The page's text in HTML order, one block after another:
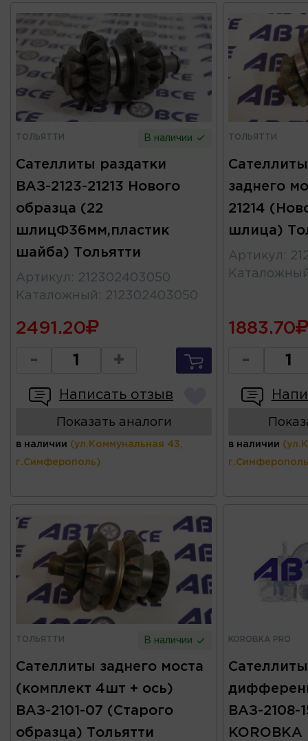
ТОЛЬЯТТИ В наличии
Сателлиты раздатки
ВАЗ-2123-21213 Нового
образца (22
шлицФ36мм,пластик
шайба) Тольятти
Артикул : 212302403050
Каталожный : 212302403050
2491.20
- +
Написать отзыв
Показать аналоги
в наличии (ул.Коммунальная 43,
г.Симферополь)
ТОЛЬЯТТИ
заднего
21214
шлица)
Артикул :
1883.70
-
в наличии
ТОЛЬЯТТИ В наличии
Сателлиты заднего моста
(комплект 4шт + ось)
ВАЗ-2101-07 (Старого
образца) Тольятти
KOROBKA PRO
Сателлиты
ВАЗ-2108-
KOROBKA